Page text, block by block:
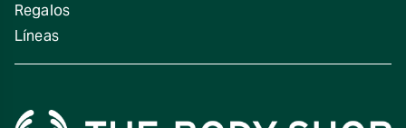
Regalos
Líneas